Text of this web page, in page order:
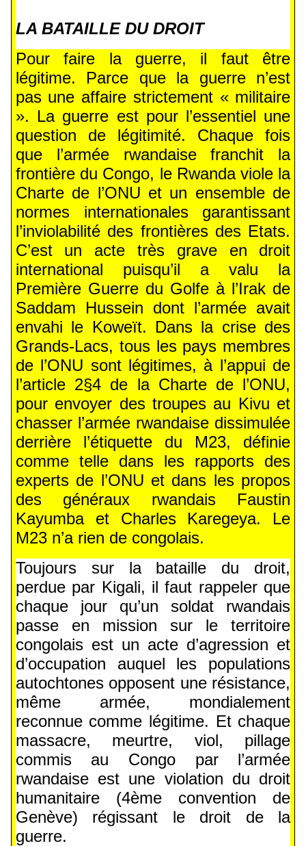
LA BATAILLE DU DROIT
Pour faire la guerre, il faut être
légitime. Parce que la guerre n’est
pas une affaire strictement « militaire
». La guerre est pour l’essentiel une
question de légitimité. Chaque fois
que l’armée rwandaise franchit la
frontière du Congo, le Rwanda viole la
Charte de l’ONU et un ensemble de
normes internationales garantissant
l’inviolabilité des frontières des Etats.
C’est un acte très grave en droit
international puisqu’il a valu la
Première Guerre du Golfe à l’Irak de
Saddam Hussein dont l’armée avait
envahi le Koweït. Dans la crise des
Grands-Lacs, tous les pays membres
de l’ONU sont légitimes, à l’appui de
l’article 2§4 de la Charte de l’ONU,
pour envoyer des troupes au Kivu et
chasser l’armée rwandaise dissimulée
derrière l’étiquette du M23, définie
comme telle dans les rapports des
experts de l’ONU et dans les propos
des généraux rwandais Faustin
Kayumba et Charles Karegeya. Le
M23 n’a rien de congolais.
Toujours sur la bataille du droit,
perdue par Kigali, il faut rappeler que
chaque jour qu’un soldat rwandais
passe en mission sur le territoire
congolais est un acte d’agression et
d’occupation auquel les populations
autochtones opposent une résistance,
même armée, mondialement
reconnue comme légitime. Et chaque
massacre, meurtre, viol, pillage
commis au Congo par l’armée
rwandaise est une violation du droit
humanitaire (4ème convention de
Genève) régissant le droit de la
guerre.